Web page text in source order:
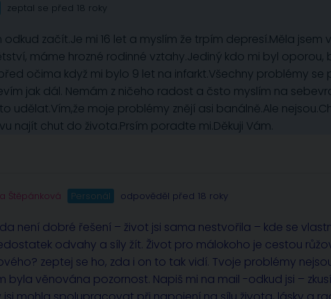
zeptal se před 18 roky
odkud začít.Je mi 16 let a myslím že trpím depresí.Měla jsem
máme hrozné rodinné vztahy.Jediný kdo mi byl oporou,
očima když mi bylo 9 let na infarkt.Všechny problémy
jak dál. Nemám z ničeho radost a čsto myslím na
udělat.Vím,že moje problémy znějí asi banálně.Ale
najít chut do života.Prsím poradte mi.Děkuji Vám.
Štěpánková Personál odpověděl před 18 roky
není dobré řešení – život jsi sama nestvořila – kde se
odvahy a síly žít. Život pro málokoho je cestou
zeptej se ho, zda i on to tak vidí. Tvoje problémy
byla věnována pozornost. Napiš mi na mail -odkud jsi –